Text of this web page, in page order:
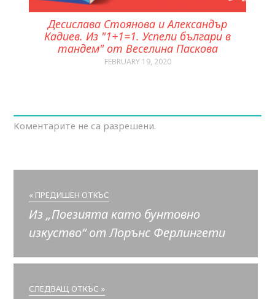
Десислава Стоянова и Александър
Кадиев. Из "1+1=1. Успели българи в
тандем" от Веселина Паскова
FEBRUARY 19, 2020
Коментарите не са разрешени.
« ПРЕДИШЕН ОТКЪС
Из „Поезията като бунтовно
изкуство“ от Лорънс Ферлингети
СЛЕДВАЩ ОТКЪС »